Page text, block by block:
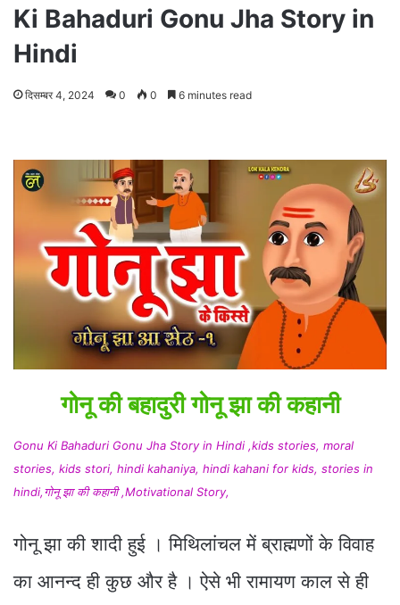
Ki Bahaduri Gonu Jha Story in
Hindi
दिसम्बर 4, 2024 0 0 6 minutes read
गोनू की बहादुरी गोनू झा की कहानी
Gonu Ki Bahaduri Gonu Jha Story in Hindi ,kids stories, moral
stories, kids stori, hindi kahaniya, hindi kahani for kids, stories in
hindi,गोनू झा की कहानी ,Motivational Story,
गोनू झा की शादी हुई । मिथिलांचल में ब्राह्मणों के विवाह
का आनन्द ही कुछ और है । ऐसे भी रामायण काल से ही